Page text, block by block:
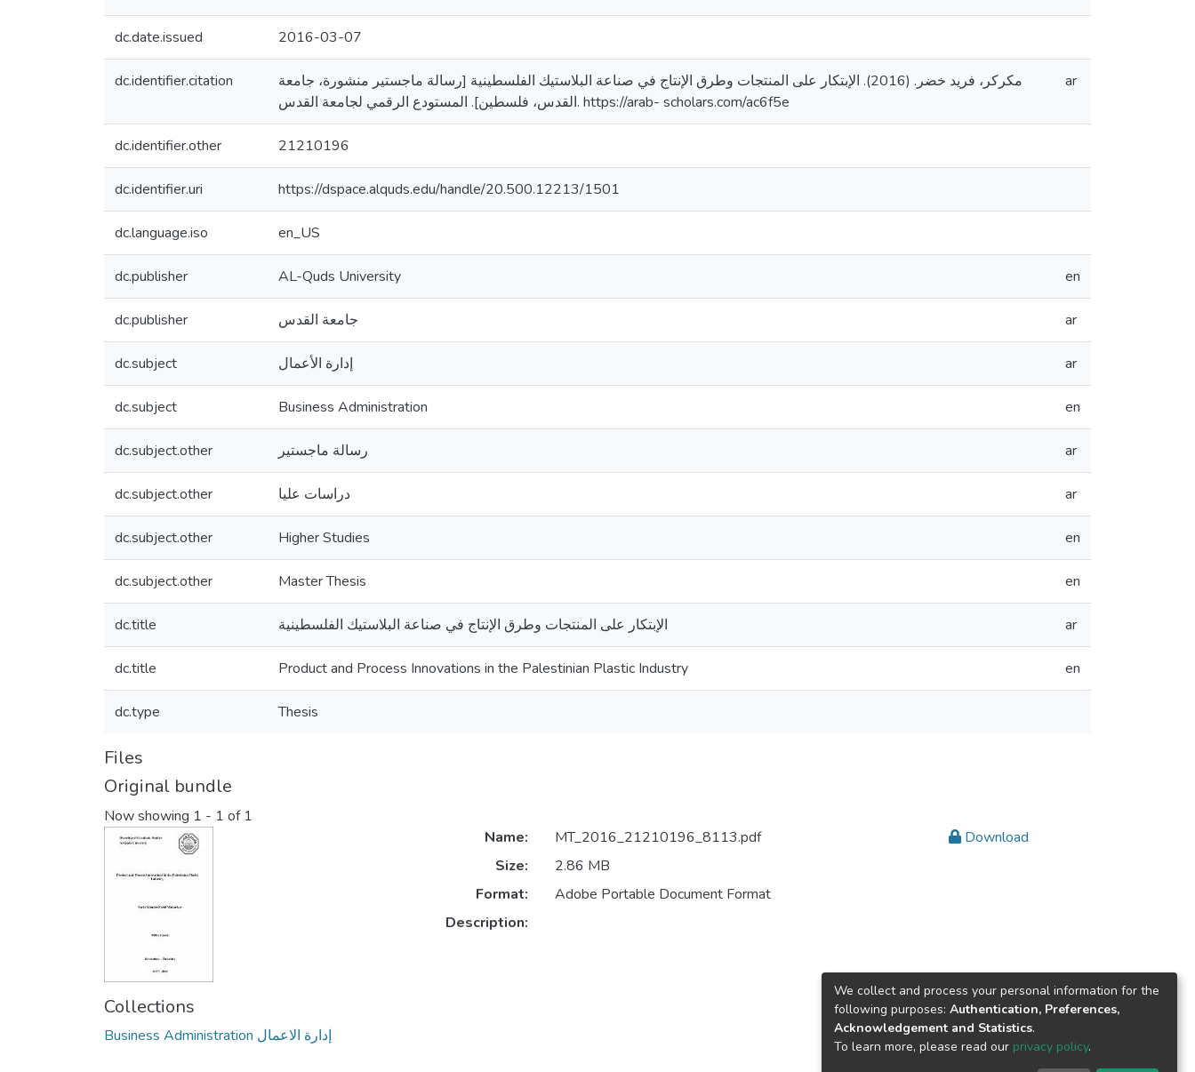
dc.date.issued 2016-03-07
dc.identifier.citation
مكركر، فريد خضر. (2016). الإبتكار على المنتجات وطرق الإنتاج في صناعة البلاستيك الفلسطينية [رسالة ماجستير منشورة، جامعة
القدس، فلسطين]. المستودع الرقمي لجامعة القدس. https://arab- scholars.com/ac6f5e
ar
dc.identifier.other 21210196
dc.identifier.uri https://dspace.alquds.edu/handle/20.500.12213/1501
dc.language.iso en_US
dc.publisher AL-Quds University en
dc.publisher جامعة القدس ar
dc.subject إدارة الأعمال ar
dc.subject Business Administration en
dc.subject.other رسالة ماجستير ar
dc.subject.other دراسات عليا ar
dc.subject.other Higher Studies en
dc.subject.other Master Thesis en
dc.title الإبتكار على المنتجات وطرق الإنتاج في صناعة البلاستيك الفلسطينية ar
dc.title Product and Process Innovations in the Palestinian Plastic Industry en
dc.type Thesis
Files
Original bundle
Now showing 1 - 1 of 1
Name:
MT_2016_21210196_8113.pdf
Size:
2.86 MB
Format:
Adobe Portable Document Format
Description:
Download
Collections
Business Administration إدارة الاعمال
We collect and process your personal information for the
following purposes: Authentication, Preferences,
Acknowledgement and Statistics.
To learn more, please read our privacy policy.